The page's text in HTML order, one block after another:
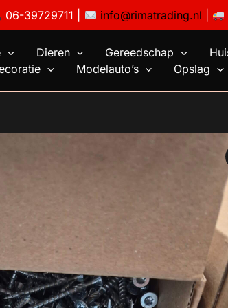
06-39729711 | info@rimatrading.nl
Dieren Gereedschap
Modelauto’s Opslag